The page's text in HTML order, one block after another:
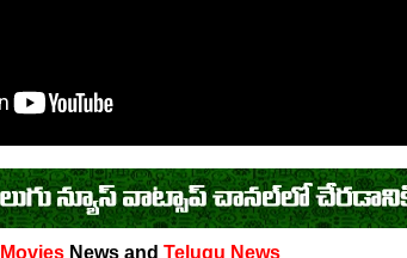
Movies News and Telugu News